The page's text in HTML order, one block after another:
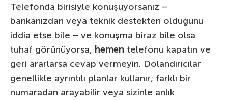
Telefonda birisiyle konuşuyorsanız –
bankanızdan veya teknik destekten olduğunu
iddia etse bile – ve konuşma biraz bile olsa
tuhaf görünüyorsa, hemen telefonu kapatın ve
geri ararlarsa cevap vermeyin. Dolandırıcılar
genellikle ayrıntılı planlar kullanır; farklı bir
numaradan arayabilir veya sizinle anlık